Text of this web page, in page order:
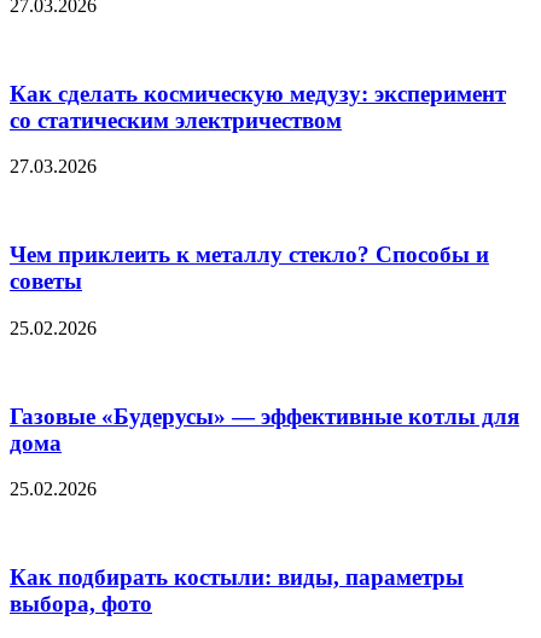
27.03.2026
Как сделать космическую медузу: эксперимент
со статическим электричеством
27.03.2026
Чем приклеить к металлу стекло? Способы и
советы
25.02.2026
Газовые «Будерусы» — эффективные котлы для
дома
25.02.2026
Как подбирать костыли: виды, параметры
выбора, фото